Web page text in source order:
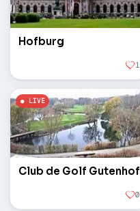
Hofburg
1
Club de Golf Gutenhof
0